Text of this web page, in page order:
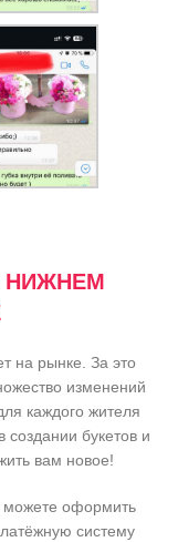
НИЖНЕМ
на рынке. За это
изменений
каждого жителя
букетов и
вам новое!
можете оформить
систему